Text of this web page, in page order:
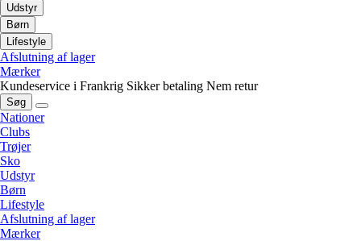
Udstyr
Børn
Lifestyle
Afslutning af lager
Mærker
Kundeservice i Frankrig Sikker betaling Nem retur
Søg
Nationer
Clubs
Trøjer
Sko
Udstyr
Børn
Lifestyle
Afslutning af lager
Mærker